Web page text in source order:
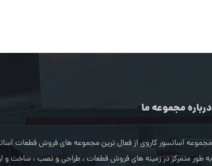
درباره مجموعه ما
مجموعه آسانسور کاروی از فعال ترین مجموعه های فروش قطعات
به طور متمرکز در زمینه های فروش قطعات ، طراحی و نصب ، ساخت و